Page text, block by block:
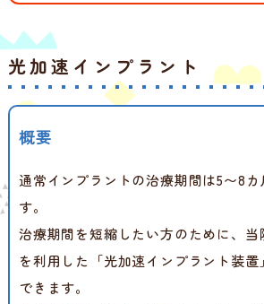
光加速インプラント
概要
通常インプラントの治療期間は5〜8カ
す。
治療期間を短縮したい方のために、当
を利用した「光加速インプラント装
できます。